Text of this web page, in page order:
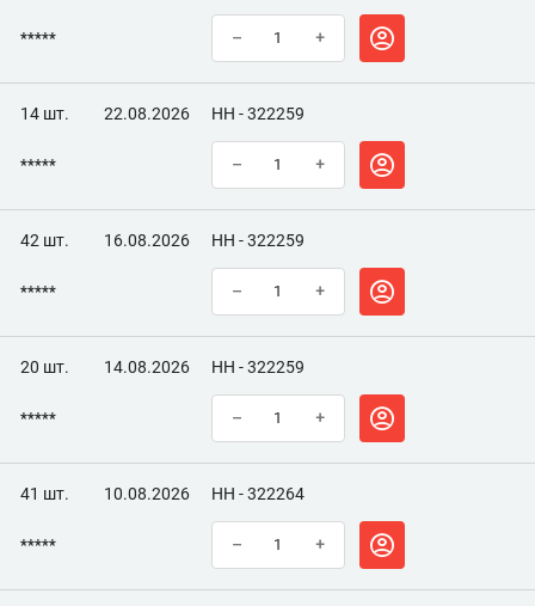
***** – +
14 шт. 22.08.2026 НН - 322259
***** – +
42 шт. 16.08.2026 НН - 322259
***** – +
20 шт. 14.08.2026 НН - 322259
***** – +
41 шт. 10.08.2026 НН - 322264
***** – +